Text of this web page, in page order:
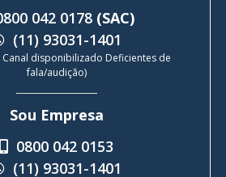
042 0178 (SAC)
(11) 93031-1401
Canal disponibilizado Deficientes de
fala/audição)
Sou Empresa
0800 042 0153
(11) 93031-1401